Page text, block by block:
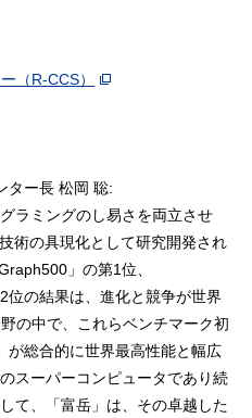
（R-CCS）
ター長 松岡 聡:
ラミングのし易さを両立させ
術の具現化として研究開発され
」の第1位、
位の結果は、進化と競争が世界
の中で、これらベンチマーク初
が総合的に世界最高性能と幅広
スーパーコンピュータであり続
て、「富岳」は、その卓越した